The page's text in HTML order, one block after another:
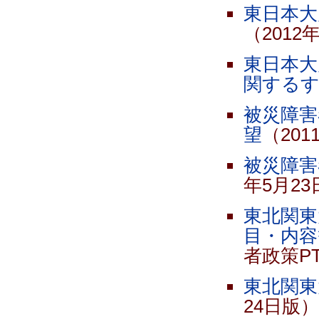
東日本
（2012
東日本
関する
被災障
望 （
被災障
年5月23
東北関
目・内
者政策
東北関
24日版）